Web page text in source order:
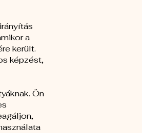
a
került.
képzést,
Ön